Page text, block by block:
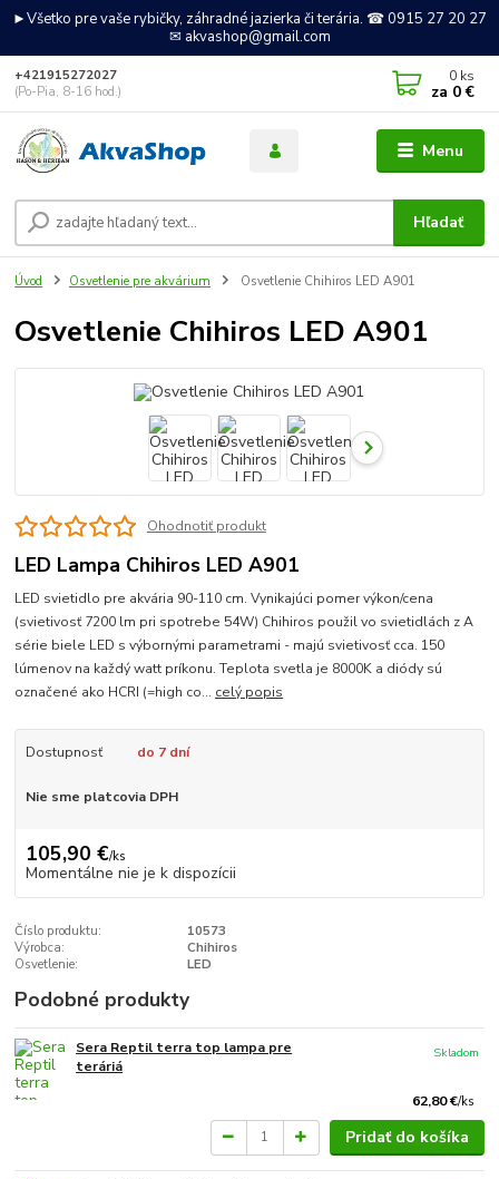
►Všetko pre vaše rybičky, záhradné jazierka či terária. ☎ 0915 27 20 27
✉ akvashop@gmail.com
Menu
Hľadať
+421915272027
(Po-Pia, 8-16 hod.)
0 ks
za 0 €
Úvod Osvetlenie pre akvárium Osvetlenie Chihiros LED A901
Osvetlenie Chihiros LED A901
Ohodnotiť produkt
LED Lampa Chihiros LED A901
LED svietidlo pre akvária 90-110 cm. Vynikajúci pomer výkon/cena
(svietivosť 7200 lm pri spotrebe 54W) Chihiros použil vo svietidlách z A
série biele LED s výbornými parametrami - majú svietivosť cca. 150
lúmenov na každý watt príkonu. Teplota svetla je 8000K a diódy sú
označené ako HCRI (=high co... celý popis
Dostupnosť do 7 dní
Nie sme platcovia DPH
105,90 €/ks
Momentálne nie je k dispozícii
Číslo produktu:
10573
Výrobca:
Chihiros
Osvetlenie:
LED
Podobné produkty
Sera Reptil terra top lampa pre
teráriá
62,80 €/ks
Skladom
Pridať do košíka